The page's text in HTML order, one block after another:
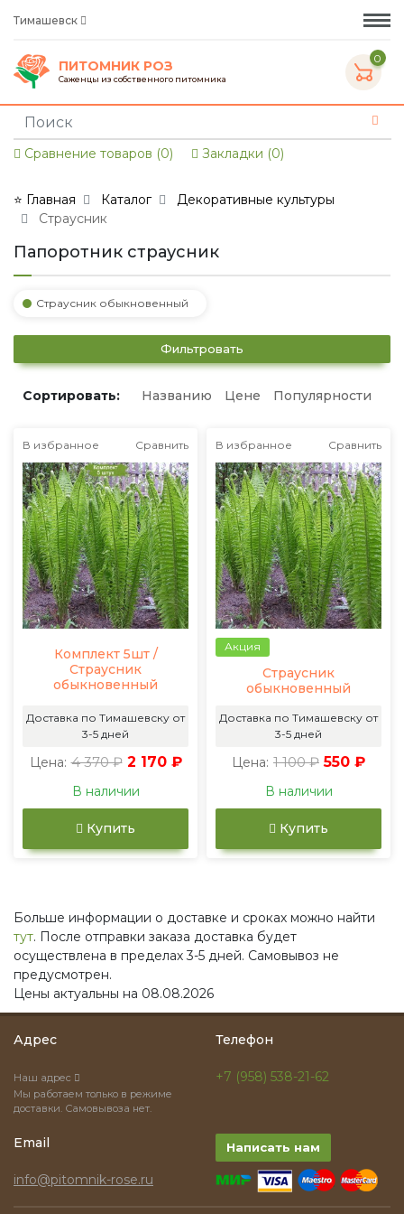
Тимашевск
ПИТОМНИК РОЗ
Саженцы из собственного питомника
0
Сравнение товаров (0) Закладки (0)
⭐ Главная Каталог
Декоративные культуры
Страусник
Папоротник страусник
Страусник обыкновенный
Фильтровать
Сортировать: Названию Цене Популярности
В избранное Сравнить
Комплект 5шт /
Страусник
обыкновенный
Доставка по Тимашевску от
3-5 дней
Цена: 4 370 ₽ 2 170 ₽
В наличии
Купить
В избранное Сравнить
Акция
Страусник
обыкновенный
Доставка по Тимашевску от
3-5 дней
Цена: 1 100 ₽ 550 ₽
В наличии
Купить
Больше информации о доставке и сроках можно найти
тут. После отправки заказа доставка будет
осуществлена в пределах 3-5 дней. Самовывоз не
предусмотрен.
Цены актуальны на 08.08.2026
Адрес
Наш адрес
Мы работаем только в режиме
доставки. Самовывоза нет.
Телефон
+7 (958) 538-21-62
Email
info@pitomnik-rose.ru
Написать нам